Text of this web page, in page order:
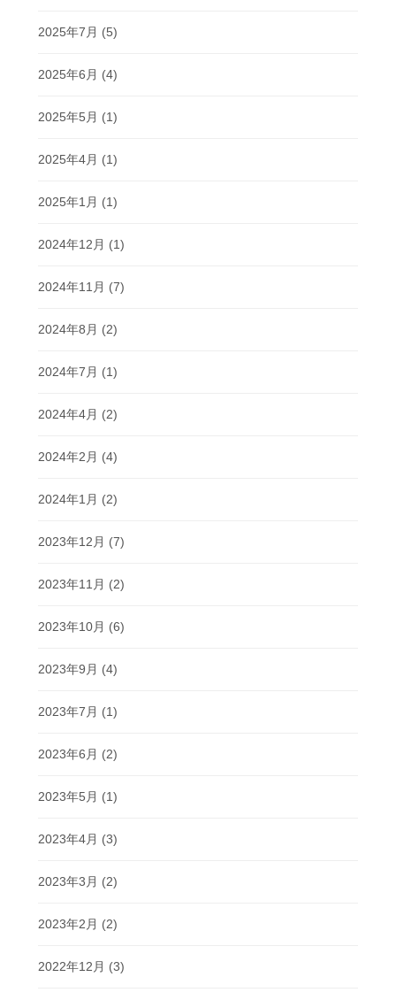
2025年7月 (5)
2025年6月 (4)
2025年5月 (1)
2025年4月 (1)
2025年1月 (1)
2024年12月 (1)
2024年11月 (7)
2024年8月 (2)
2024年7月 (1)
2024年4月 (2)
2024年2月 (4)
2024年1月 (2)
2023年12月 (7)
2023年11月 (2)
2023年10月 (6)
2023年9月 (4)
2023年7月 (1)
2023年6月 (2)
2023年5月 (1)
2023年4月 (3)
2023年3月 (2)
2023年2月 (2)
2022年12月 (3)